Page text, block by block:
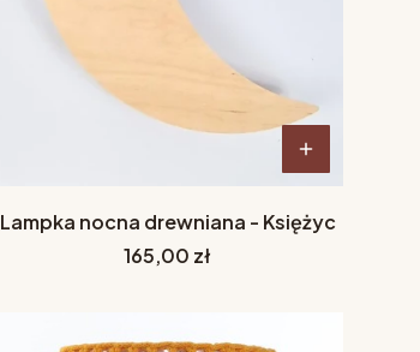
Lampka nocna drewniana - Księżyc
Cena
165,00 zł